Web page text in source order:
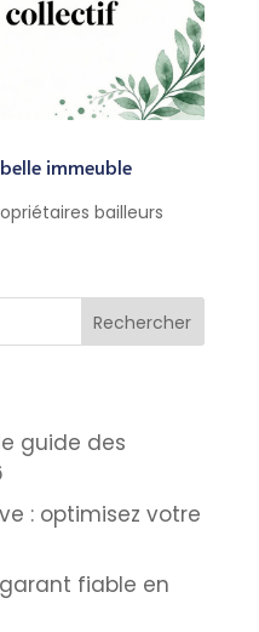
immeuble
bailleurs
Rechercher
guide des
: optimisez votre
fiable en